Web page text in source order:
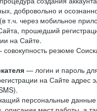
добровольно и
т.ч. через мобильное
прошедший
на Сайте.
резюме
— логин и пароль
на Сайте
персональные